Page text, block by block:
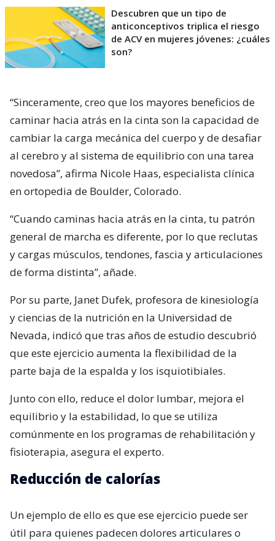
Descubren que un tipo de
anticonceptivos triplica el riesgo
de ACV en mujeres jóvenes: ¿cuáles
son?
“Sinceramente, creo que los mayores beneficios de
caminar hacia atrás en la cinta son la capacidad de
cambiar la carga mecánica del cuerpo y de desafiar
al cerebro y al sistema de equilibrio con una tarea
novedosa”, afirma Nicole Haas, especialista clínica
en ortopedia de Boulder, Colorado.
“Cuando caminas hacia atrás en la cinta, tu patrón
general de marcha es diferente, por lo que reclutas
y cargas músculos, tendones, fascia y articulaciones
de forma distinta”, añade.
Por su parte, Janet Dufek, profesora de kinesiología
y ciencias de la nutrición en la Universidad de
Nevada, indicó que tras años de estudio descubrió
que este ejercicio aumenta la flexibilidad de la
parte baja de la espalda y los isquiotibiales.
Junto con ello, reduce el dolor lumbar, mejora el
equilibrio y la estabilidad, lo que se utiliza
comúnmente en los programas de rehabilitación y
fisioterapia, asegura el experto.
Reducción de calorías
Un ejemplo de ello es que ese ejercicio puede ser
útil para quienes padecen dolores articulares o